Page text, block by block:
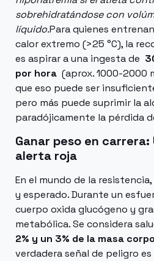
sobrehidratándose con
líquido.Para quienes
calor extremo (>25 °C), la
es aspirar a una ingesta de
por hora (aprox. 1000-2000
que eso puede ser
pero más puede suprimir la
paradójicamente la pérdida
Ganar peso en carrera:
alerta roja
En el mundo de la
y esperado. Durante un
cuerpo oxida glucógeno y
metabólica. Se considera
2% y un 3% de la masa
verdadera señal de peligro es